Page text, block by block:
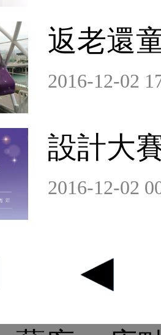
返老還
2016-12-02
設計大
2016-12-02